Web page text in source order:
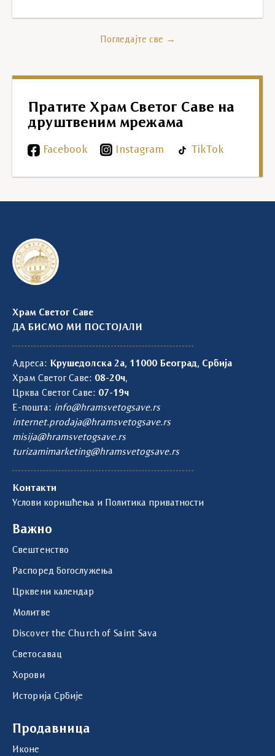
Погледајте све →
Пратите Храм Светог Саве на
друштвеним мрежама
Facebook Instagram TikTok
Храм Светог Саве
ДА БИСМО МИ ПОСТОЈАЛИ
Адреса: Крушедолска 2а, 11000 Београд, Србија
Храм Светог Саве: 08-20ч,
Црква Светог Саве: 07-19ч
Е-пошта: info@hramsvetogsave.rs
internet.prodaja@hramsvetogsave.rs
misija@hramsvetogsave.rs
turizamimarketing@hramsvetogsave.rs
Контакти
Услови коришћења и Политика приватности
Важно
Свештенство
Распоред богослужења
Црквени календар
Молитве
Discover the Church of Saint Sava
Светосавац
Хорови
Историја Србије
Продавница
Иконе